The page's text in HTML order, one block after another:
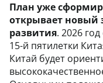
План уже
открывает новый
развития. 2026
15-й пятилетки
Китай будет